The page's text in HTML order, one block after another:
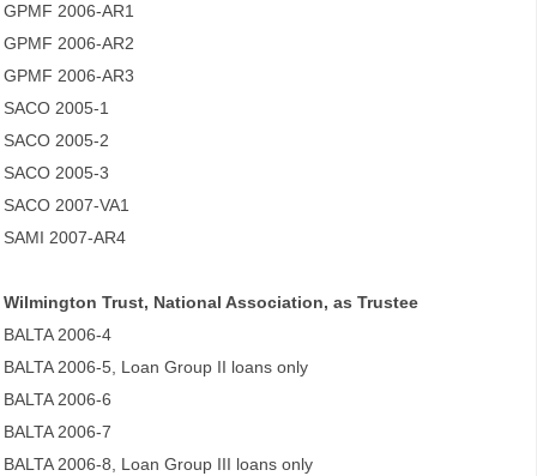
GPMF 2006-AR1
GPMF 2006-AR2
GPMF 2006-AR3
SACO 2005-1
SACO 2005-2
SACO 2005-3
SACO 2007-VA1
SAMI 2007-AR4
Wilmington Trust, National Association, as Trustee
BALTA 2006-4
BALTA 2006-5, Loan Group II loans only
BALTA 2006-6
BALTA 2006-7
BALTA 2006-8, Loan Group III loans only